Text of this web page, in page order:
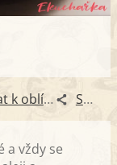
Přidat k oblíbeným Sdílet
a vždy se